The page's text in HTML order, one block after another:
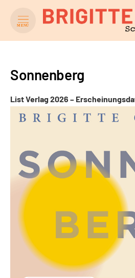
MENÜ
Sonnenberg
List Verlag 2026 –